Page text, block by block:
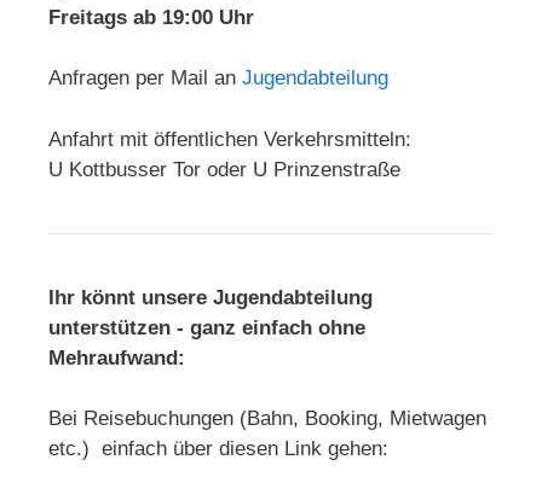
Freitags ab 19:00 Uhr
Anfragen per Mail an Jugendabteilung
Anfahrt mit öffentlichen Verkehrsmitteln:
U Kottbusser Tor oder U Prinzenstraße
Ihr könnt unsere Jugendabteilung
unterstützen - ganz einfach ohne
Mehraufwand:
Bei Reisebuchungen (Bahn, Booking, Mietwagen
etc.) einfach über diesen Link gehen: